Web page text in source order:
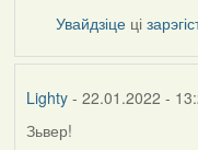
Увайдзіце ці
Lighty- 22.01.2022 -
Зьвер!